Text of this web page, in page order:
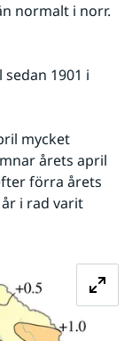
normalt i norr.
1901 i
mycket
årets april
förra årets
i rad varit